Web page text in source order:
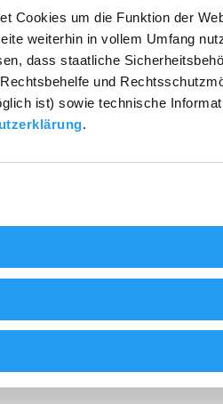
Cookies um die Funktion der
weiterhin in vollem Umfang
dass staatliche
und
ist) sowie technische
.